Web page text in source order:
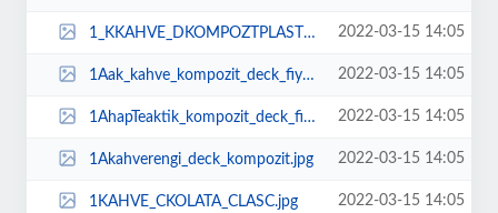
1_KKAHVE_DKOMPOZTPLASTKDECKFYATLARIAHAPDEMEplastikhapdeckzeminkaplamafiyatlar... 2022-03-15 14:05
1Aak_kahve_kompozit_deck_fiyat.jpg 2022-03-15 14:05
1AhapTeaktik_kompozit_deck_fiyatlar.jpg 2022-03-15 14:05
1Akahverengi_deck_kompozit.jpg 2022-03-15 14:05
1KAHVE_CKOLATA_CLASC.jpg 2022-03-15 14:05